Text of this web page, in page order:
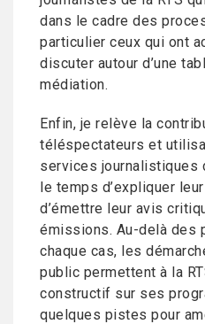
dans le cadre des
particulier ceux qui ont
discuter autour d’une
médiation.
Enfin, je relève la
téléspectateurs et
services journalistiques
le temps d’expliquer
d’émettre leur avis
émissions. Au-delà des
chaque cas, les
public permettent à la
constructif sur ses
quelques pistes pour